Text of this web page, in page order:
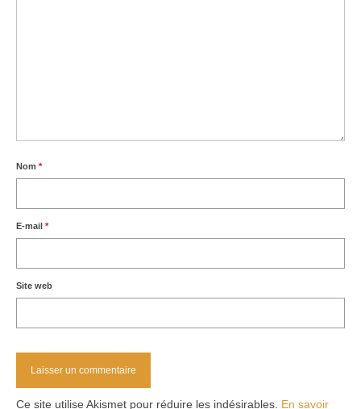
Nom *
E-mail *
Site web
Ce site utilise Akismet pour réduire les indésirables. En savoir